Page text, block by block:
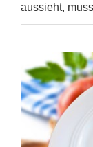
aussieht,